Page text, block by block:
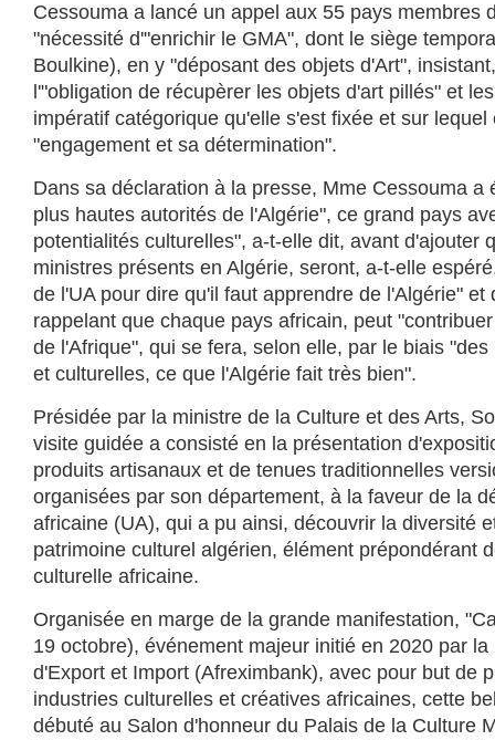
Cessouma a lancé un appel aux 55 pays membres
"nécessité d'"enrichir le GMA", dont le siège
Boulkine), en y "déposant des objets d'Art",
l'"obligation de récupèrer les objets d'art pillés" et
impératif catégorique qu'elle s'est fixée et sur lequel
"engagement et sa détermination".
Dans sa déclaration à la presse, Mme Cessouma a
plus hautes autorités de l'Algérie", ce grand pays
potentialités culturelles", a-t-elle dit, avant d'ajouter
ministres présents en Algérie, seront, a-t-elle
de l'UA pour dire qu'il faut apprendre de l'Algérie" et
rappelant que chaque pays africain, peut
de l'Afrique", qui se fera, selon elle, par le biais
et culturelles, ce que l'Algérie fait très bien".
Présidée par la ministre de la Culture et des Arts,
visite guidée a consisté en la présentation
produits artisanaux et de tenues traditionnelles
organisées par son département, à la faveur de la
africaine (UA), qui a pu ainsi, découvrir la diversité
patrimoine culturel algérien, élément prépondérant
culturelle africaine.
Organisée en marge de la grande manifestation,
19 octobre), événement majeur initié en 2020 par
d'Export et Import (Afreximbank), avec pour but de
industries culturelles et créatives africaines, cette
débuté au Salon d'honneur du Palais de la Culture